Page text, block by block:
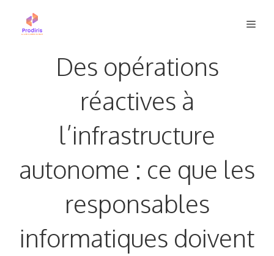
Des opérations
réactives à
l’infrastructure
autonome : ce que les
responsables
informatiques doivent